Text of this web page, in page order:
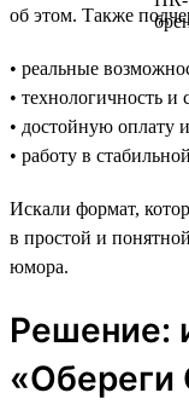
об этом. Также
• реальные
• технологичность и
• достойную оплату
• работу в
Искали формат,
в простой и
юмора.
Решение: